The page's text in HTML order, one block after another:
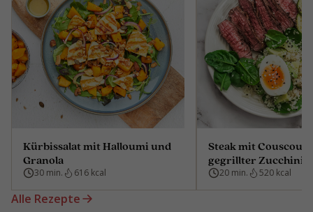
Kürbissalat mit Halloumi und
Granola
30 min. 616 kcal
Steak mit Couscous
gegrillter Zucchini
20 min. 520 kcal
Alle Rezepte